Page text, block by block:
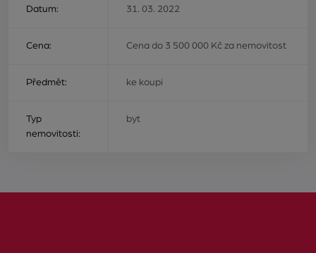
Datum: 31. 03. 2022
Cena: Cena do 3 500 000 Kč za nemovitost
Předmět: ke koupi
Typ
nemovitosti:
byt